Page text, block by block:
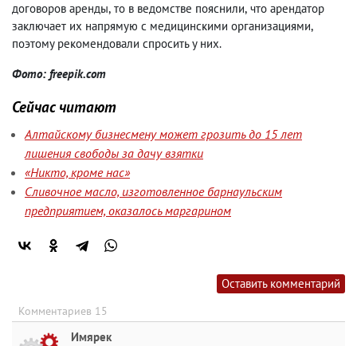
договоров аренды, то в ведомстве пояснили, что арендатор
заключает их напрямую с медицинскими организациями,
поэтому рекомендовали спросить у них.
Фото: freepik.com
Сейчас читают
Алтайскому бизнесмену может грозить до 15 лет
лишения свободы за дачу взятки
«Никто, кроме нас»
Сливочное масло, изготовленное барнаульским
предприятием, оказалось маргарином
Оставить комментарий
Комментариев 15
Имярек